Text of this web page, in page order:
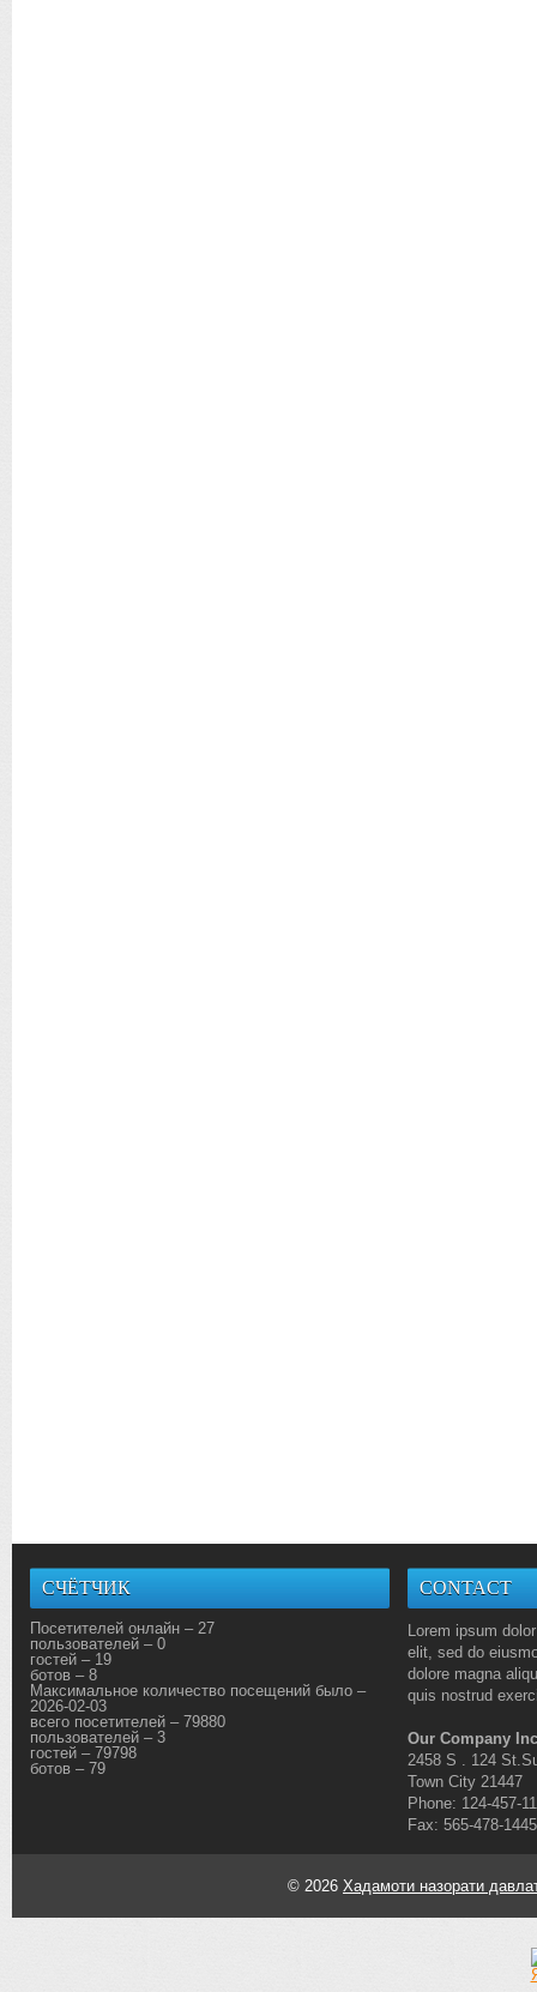
СЧЁТЧИК
Посетителей онлайн – 27
пользователей – 0
гостей – 19
ботов – 8
Максимальное количество посещений было –
2026-02-03
всего посетителей – 79880
пользователей – 3
гостей – 79798
ботов – 79
CONTACT
Lorem ipsum
elit, sed do
dolore magna
quis nostrud
Our Company
2458 S . 124
Town City 21447
Phone: 124-457-
Fax: 565-478-1445
© 2026 Хадамоти назорати